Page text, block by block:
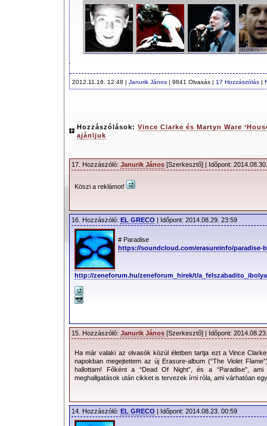
2012.11.16. 12:48 | Janurik János | 9841 Olvasás | 17 Hozzászólás |
Hozzászólások: Vince Clarke és Martyn Ware
ajánljuk
17. Hozzászóló: Janurik János [Szerkesztő] | Időpont:
Köszi a reklámot!
16. Hozzászóló: EL GRECO | Időpont: 2014.08.29. 23:59
# Paradise
https://soundcloud.com/erasureinfo/paradise-
http://zeneforum.hu/zeneforum_hirek/t/
15. Hozzászóló: Janurik János [Szerkesztő] | Időpont:
Ha már valaki az olvasók közül életben tartja ezt a Vince
napokban megejtettem az új Erasure-album (“The Violet
hallottam! Főként a “Dead Of Night”, és a “Paradise”,
meghallgatások után cikket is tervezek írni róla, ami várhatóan
14. Hozzászóló: EL GRECO | Időpont: 2014.08.23. 00:59